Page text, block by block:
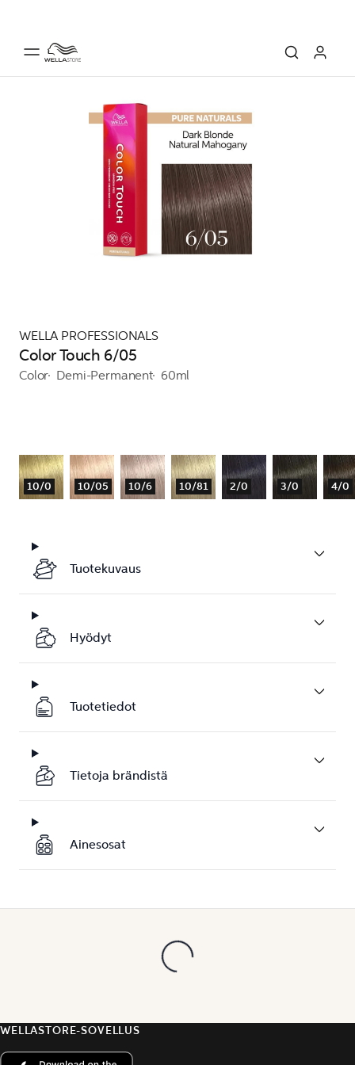
WELLA PROFESSIONALS
Color Touch 6/05
Color Demi-Permanent 60ml
10/0 10/05 10/6 10/81 2/0 3/0 4/0
Tuotekuvaus
Hyödyt
Tuotetiedot
Tietoja brändistä
Ainesosat
WELLASTORE-SOVELLUS